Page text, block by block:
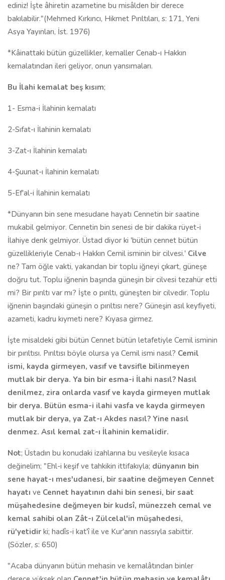
ediniz! İşte âhiretin azametine bu misâlden bir derece
bakılabilir."(Mehmed Kırkıncı, Hikmet Pırıltıları, s: 171, Yeni
Asya Yayınları, İst. 1976)
*Kâinattaki bütün güzellikler, kemaller Cenab-ı Hakkın
kemalatından ileri geliyor, onun yansımaları.
Bu İlahi kemalat beş kısım;
1- Esma-i İlahinin kemalatı
2-Sıfat-ı İlahinin kemalatı
3-Zat-ı İlahinin kemalatı
4-Şuunat-ı İlahinin kemalatı
5-Ef'al-i İlahinin kemalatı
*Dünyanın bin sene mesudane hayatı Cennetin bir saatine
mukabil gelmiyor. Cennetin bin senesi de bir dakika rüyet-i
İlahiye denk gelmiyor. Üstad diyor ki 'bütün cennet bütün
güzellikleriyle Cenab-ı Hakkın Cemil isminin bir cilvesi.' Cilve
ne? Tam öğle vakti, yakandan bir toplu iğneyi çıkart, güneşe
doğru tut. Toplu iğnenin başında güneşin bir cilvesi tezahür etti
mi? Bir pırıltı var mı? İşte o pırıltı, güneşten bir cilvedir. Toplu
iğnenin başındaki güneşin o pırıltısı nere? Güneşin asıl keyfiyeti,
azameti, kadru kıymeti nere? Kıyasa girmez.
İşte misaldeki gibi bütün Cennet bütün letafetiyle Cemil isminin
bir pırıltısı. Pırıltısı böyle olursa ya Cemil ismi nasıl? Cemil
ismi, kayda girmeyen, vasıf ve tavsifle bilinmeyen
mutlak bir derya. Ya bin bir esma-i İlahi nasıl? Nasıl
denilmez, zira onlarda vasıf ve kayda girmeyen mutlak
bir derya. Bütün esma-i ilahi vasfa ve kayda girmeyen
mutlak bir derya, ya Zat-ı Akdes nasıl? Yine nasıl
denmez. Asıl kemal zat-ı İlahinin kemalidir.
Not; Üstadın bu konudaki izahlarına bu vesileyle kısaca
değinelim; "Ehl-i keşif ve tahkikin ittifakıyla; dünyanın bin
sene hayat-ı mes'udanesi, bir saatine değmeyen Cennet
hayatı ve Cennet hayatının dahi bin senesi, bir saat
müşahedesine değmeyen bir kudsî, münezzeh cemal ve
kemal sahibi olan Zât-ı Zülcelal'in müşahedesi,
rü'yetidir ki; hadîs-i kat'î ile ve Kur'anın nassıyla sabittir.
(Sözler, s: 650)
"Acaba dünyanın bütün mehasin ve kemalâtından binler